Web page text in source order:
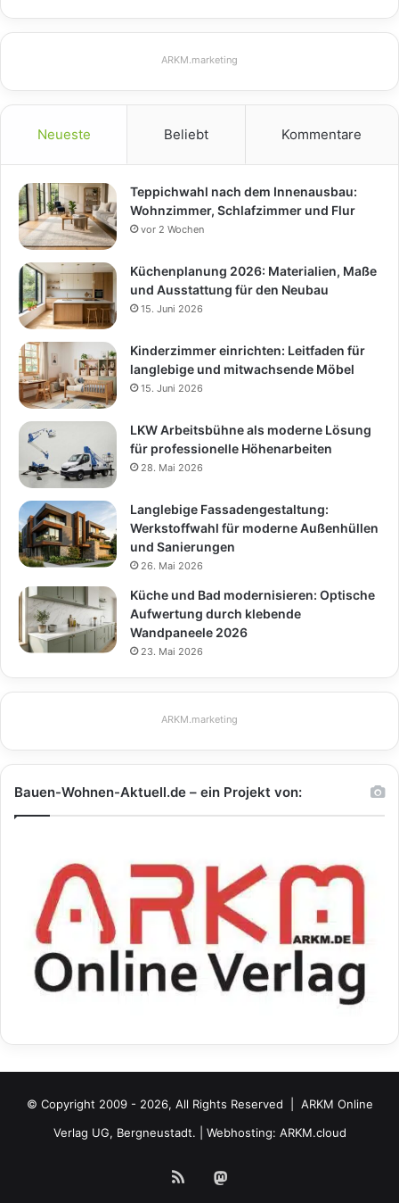
ARKM.marketing
Neueste Beliebt Kommentare
Teppichwahl nach dem Innenausbau:
Wohnzimmer, Schlafzimmer und Flur
vor 2 Wochen
Küchenplanung 2026: Materialien, Maße
und Ausstattung für den Neubau
15. Juni 2026
Kinderzimmer einrichten: Leitfaden für
langlebige und mitwachsende Möbel
15. Juni 2026
LKW Arbeitsbühne als moderne Lösung
für professionelle Höhenarbeiten
28. Mai 2026
Langlebige Fassadengestaltung:
Werkstoffwahl für moderne Außenhüllen
und Sanierungen
26. Mai 2026
Küche und Bad modernisieren: Optische
Aufwertung durch klebende
Wandpaneele 2026
23. Mai 2026
ARKM.marketing
Bauen-Wohnen-Aktuell.de – ein Projekt von:
© Copyright 2009 - 2026, All Rights Reserved | ARKM Online
Verlag UG, Bergneustadt. | Webhosting: ARKM.cloud
RSS